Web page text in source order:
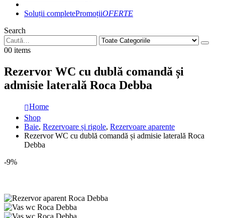
Soluții completePromoțiiOFERTE
Search
00 items
Rezervor WC cu dublă comandă și
admisie laterală Roca Debba
Home
Shop
Baie, Rezervoare și rigole, Rezervoare aparente
Rezervor WC cu dublă comandă și admisie laterală Roca
Debba
-9%